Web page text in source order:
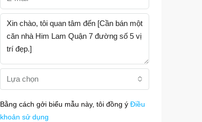
Lựa chọn
Bằng cách gởi biểu mẫu này, tôi đồng ý Điều
khoản sử dụng